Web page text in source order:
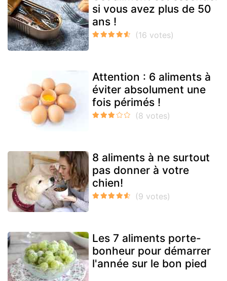
si vous avez plus de 50
ans !
Attention : 6 aliments à
éviter absolument une
fois périmés !
8 aliments à ne surtout
pas donner à votre
chien!
Les 7 aliments porte-
bonheur pour démarrer
l'année sur le bon pied